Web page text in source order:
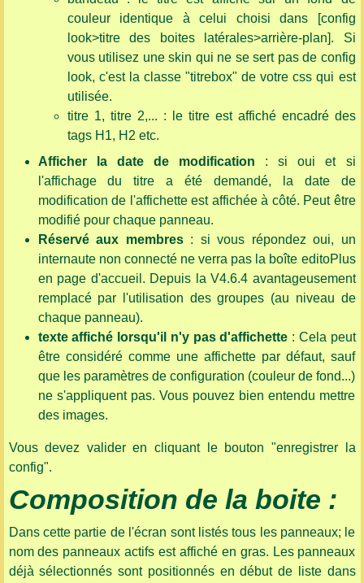
couleur identique à celui choisi dans [config
look>titre des boites latérales>arrière-plan]. Si
vous utilisez une skin qui ne se sert pas de config
look, c'est la classe "titrebox" de votre css qui est
utilisée.
titre 1, titre 2,... : le titre est affiché encadré des
tags H1, H2 etc.
Afficher la date de modification : si oui et si
l'affichage du titre a été demandé, la date de
modification de l'affichette est affichée à côté. Peut être
modifié pour chaque panneau.
Réservé aux membres: si vous répondez oui, un
internaute non connecté ne verra pas la boîte editoPlus
en page d'accueil. Depuis la V4.6.4 avantageusement
remplacé par l'utilisation des groupes (au niveau de
chaque panneau).
texte affiché lorsqu'il n'y pas d'affichette : Cela peut
être considéré comme une affichette par défaut, sauf
que les paramètres de configuration (couleur de fond...)
ne s'appliquent pas. Vous pouvez bien entendu mettre
des images.
Vous devez valider en cliquant le bouton "enregistrer la
config".
Composition de la boite :
Dans cette partie de l'écran sont listés tous les panneaux; le
nom des panneaux actifs est affiché en gras. Les panneaux
déjà sélectionnés sont positionnés en début de liste dans